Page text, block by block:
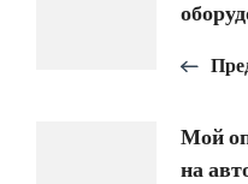
записям
Мой
на